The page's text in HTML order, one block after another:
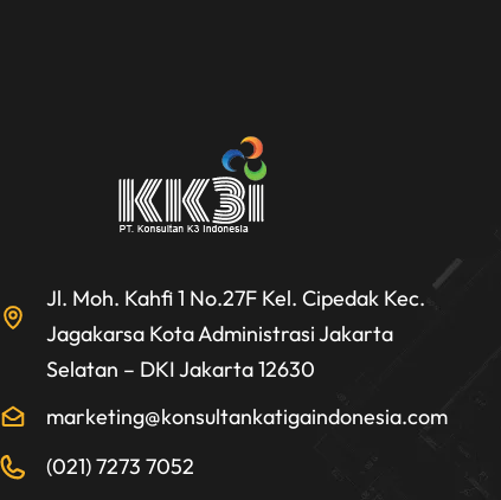
Jl. Moh. Kahfi 1 No.27F Kel. Cipedak Kec.
Jagakarsa Kota Administrasi Jakarta
Selatan – DKI Jakarta 12630
marketing@konsultankatigaindonesia.com
(021) 7273 7052